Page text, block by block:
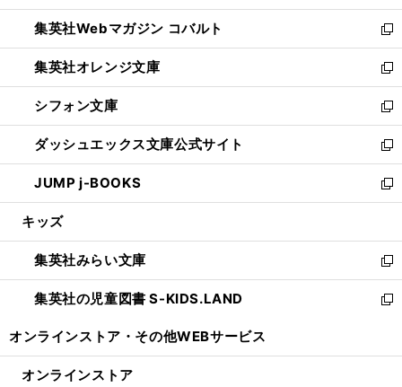
開
く
ウ
で
開
く
ン
ド
ウ
で
開
く
ウ
ィ
ン
ド
ウ
で
開
く
集英社Webマガジン コバルト
新
し
い
ウ
ィ
ン
ド
ウ
で
開
集英社オレンジ文庫
新
し
い
ウ
ィ
ン
ド
ウ
開
く
シフォン文庫
新
し
い
ウ
ィ
ン
ウ
で
開
く
ダッシュエックス文庫公式サイト
新
し
い
ウ
ン
ド
ウ
で
JUMP j-BOOKS
新
し
ウ
ィ
ン
ド
開
キッズ
集英社みらい文庫
新
し
い
ン
集英社の児童図書 S-KIDS.LAND
新
ウ
オンラインストア・ その他WEBサービス
オンラインストア